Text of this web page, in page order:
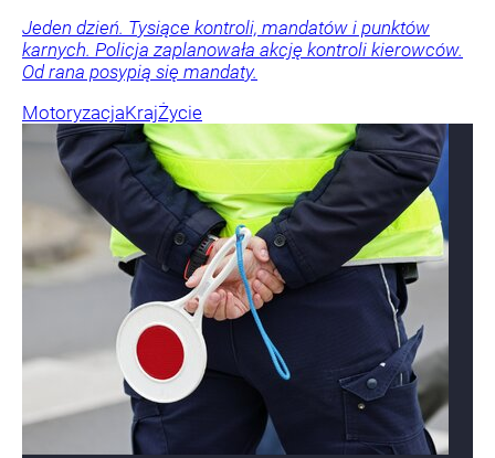
Jeden dzień. Tysiące kontroli, mandatów i punktów
karnych. Policja zaplanowała akcję kontroli kierowców.
Od rana posypią się mandaty.
MotoryzacjaKrajŻycie